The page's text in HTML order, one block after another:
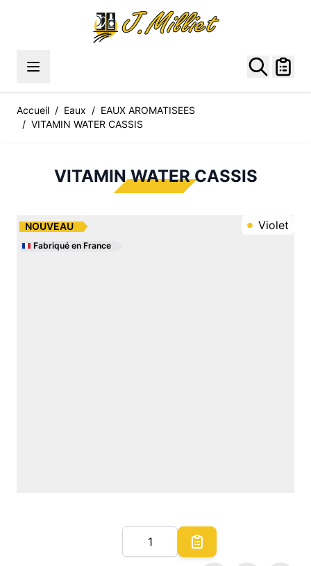
Accueil / Eaux / EAUX AROMATISEES
/ VITAMIN WATER CASSIS
VITAMIN WATER CASSIS
NOUVEAU
Fabriqué en France
Violet
Quantité